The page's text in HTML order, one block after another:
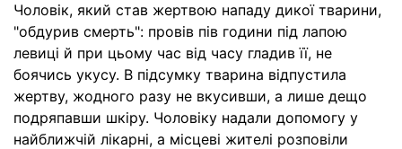
Чоловік, який став жертвою нападу дикої тварини,
"обдурив смерть": провів пів години під лапою
левиці й при цьому час від часу гладив її, не
боячись укусу. В підсумку тварина відпустила
жертву, жодного разу не вкусивши, а лише дещо
подряпавши шкіру. Чоловіку надали допомогу у
найближчій лікарні, а місцеві жителі розповіли